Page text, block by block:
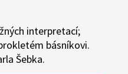
interpretací;
básníkovi.
Šebka.